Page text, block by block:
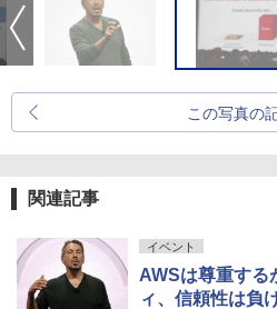
この写真の
関連記事
イベント
AWSは尊重する
ィ、信頼性は負